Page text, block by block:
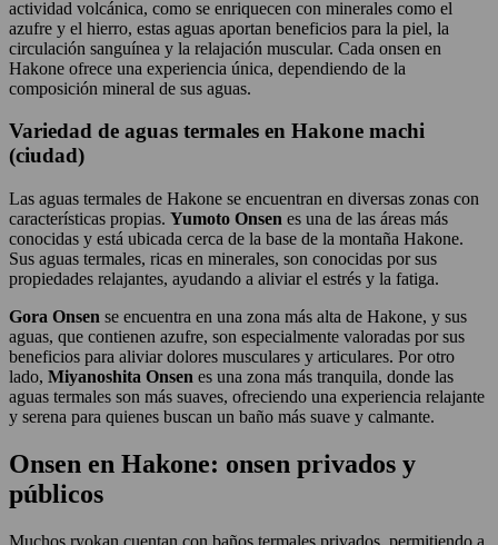
actividad volcánica, como se enriquecen con minerales como el
azufre y el hierro, estas aguas aportan beneficios para la piel, la
circulación sanguínea y la relajación muscular. Cada onsen en
Hakone ofrece una experiencia única, dependiendo de la
composición mineral de sus aguas.
Variedad de aguas termales en Hakone machi
(ciudad)
Las aguas termales de Hakone se encuentran en diversas zonas con
características propias. Yumoto Onsen es una de las áreas más
conocidas y está ubicada cerca de la base de la montaña Hakone.
Sus aguas termales, ricas en minerales, son conocidas por sus
propiedades relajantes, ayudando a aliviar el estrés y la fatiga.
Gora Onsen se encuentra en una zona más alta de Hakone, y sus
aguas, que contienen azufre, son especialmente valoradas por sus
beneficios para aliviar dolores musculares y articulares. Por otro
lado, Miyanoshita Onsen es una zona más tranquila, donde las
aguas termales son más suaves, ofreciendo una experiencia relajante
y serena para quienes buscan un baño más suave y calmante.
Onsen en Hakone: onsen privados y
públicos
Muchos ryokan cuentan con baños termales privados, permitiendo a